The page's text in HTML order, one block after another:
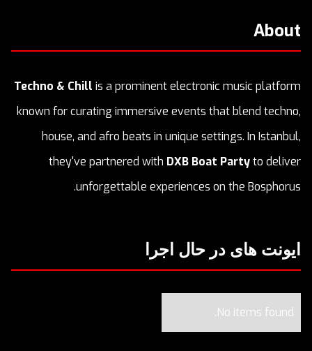
About
Techno & Chill is a prominent electronic music platform
known for curating immersive events that blend techno,
house, and afro beats in unique settings. In Istanbul,
they've partnered with DXB Boat Partyto deliver
unforgettable experiences on the Bosphorus.
ایونت های در حال اجرا
No items found.